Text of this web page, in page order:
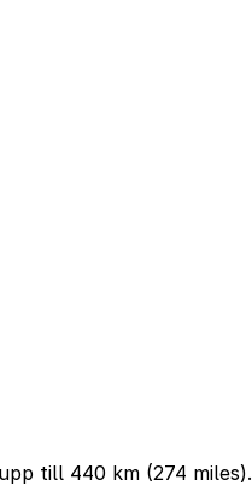
till 440 km (274 miles).